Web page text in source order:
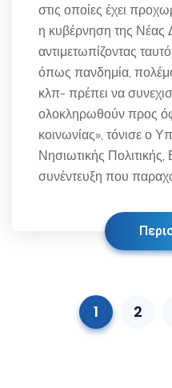
στις οποίες έχει
η κυβέρνηση της Νέας
αντιμετωπίζοντας
όπως πανδημία,
κλπ- πρέπει να
ολοκληρωθούν προς
κοινωνίας», τόνισε ο
Νησιωτικής Πολιτικής,
συνέντευξη που
1 2